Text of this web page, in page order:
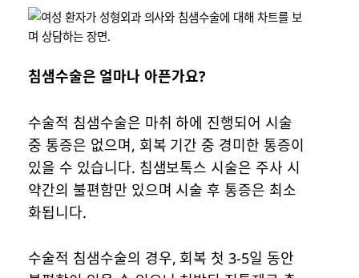
침샘수술은 얼마나 아픈가요?
수술적 침샘수술은 마취 하에 진행되어 시술
중 통증은 없으며, 회복 기간 중 경미한 통증이
있을 수 있습니다. 침샘보톡스 시술은 주사 시
약간의 불편함만 있으며 시술 후 통증은 최소
화됩니다.
수술적 침샘수술의 경우, 회복 첫 3-5일 동안